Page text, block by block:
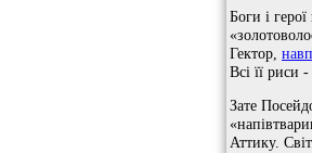
Боги і
Гектор,
Всі її риси
Зате
Аттику.